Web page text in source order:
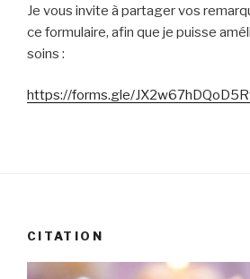
Je vous invite à partager vos
ce formulaire, afin que je puisse
soins :
https://forms.gle/
CITATION